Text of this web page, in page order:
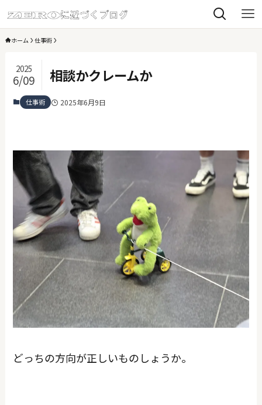
ホーム 仕事術
相談かクレームか
2025
6/09
仕事術 2025年6月9日
どっちの方向が正しいものしょうか。